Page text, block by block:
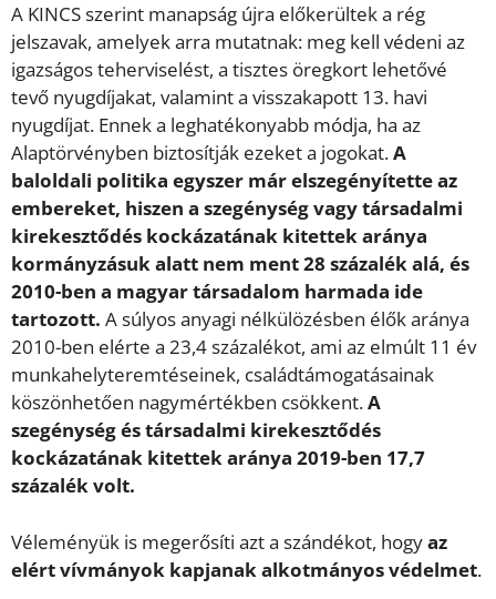
A KINCS szerint manapság újra előkerültek a rég
jelszavak, amelyek arra mutatnak: meg kell védeni az
igazságos teherviselést, a tisztes öregkort lehetővé
tevő nyugdíjakat, valamint a visszakapott 13. havi
nyugdíjat. Ennek a leghatékonyabb módja, ha az
Alaptörvényben biztosítják ezeket a jogokat.A
baloldali politika egyszer már elszegényítette az
embereket, hiszen a szegénység vagy társadalmi
kirekesztődés kockázatának kitettek aránya
kormányzásuk alatt nem ment 28 százalék alá, és
2010-ben a magyar társadalom harmada ide
tartozott. A súlyos anyagi nélkülözésben élők aránya
2010-ben elérte a 23,4 százalékot, ami az elmúlt 11 év
munkahelyteremtéseinek, családtámogatásainak
köszönhetően nagymértékben csökkent.A
szegénység és társadalmi kirekesztődés
kockázatának kitettek aránya 2019-ben 17,7
százalék volt.
Véleményük is megerősíti azt a szándékot, hogyaz
elért vívmányok kapjanak alkotmányos védelmet.